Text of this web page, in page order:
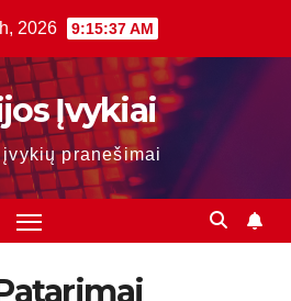
2026 9:15:38 AM
Įvykiai
pranešimai